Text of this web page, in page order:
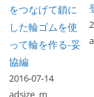
をつなげて鎖に
した輪ゴムを使
って輪を作る-妥
協編
2016-07-14
adsize_m